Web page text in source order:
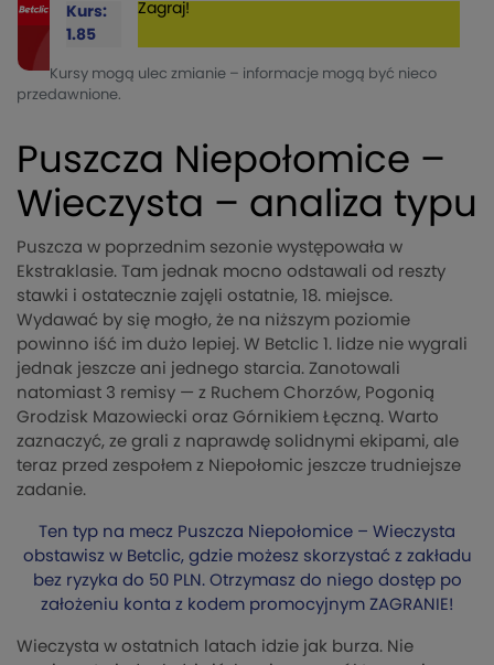
Kurs:
1.85
Zagraj!
Kursy mogą ulec zmianie – informacje mogą być nieco
przedawnione.
Puszcza Niepołomice –
Wieczysta – analiza typu
Puszcza w poprzednim sezonie występowała w
Ekstraklasie. Tam jednak mocno odstawali od reszty
stawki i ostatecznie zajęli ostatnie, 18. miejsce.
Wydawać by się mogło, że na niższym poziomie
powinno iść im dużo lepiej. W Betclic 1. lidze nie wygrali
jednak jeszcze ani jednego starcia. Zanotowali
natomiast 3 remisy — z Ruchem Chorzów, Pogonią
Grodzisk Mazowiecki oraz Górnikiem Łęczną. Warto
zaznaczyć, ze grali z naprawdę solidnymi ekipami, ale
teraz przed zespołem z Niepołomic jeszcze trudniejsze
zadanie.
Ten typ na mecz Puszcza Niepołomice – Wieczysta
obstawisz w Betclic, gdzie możesz skorzystać z zakładu
bez ryzyka do 50 PLN. Otrzymasz do niego dostęp po
założeniu konta z kodem promocyjnym ZAGRANIE!
Wieczysta w ostatnich latach idzie jak burza. Nie